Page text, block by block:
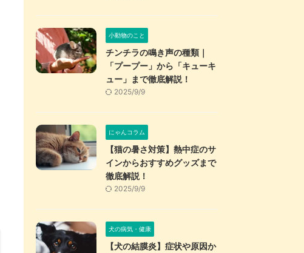
小動物のこと
チンチラの鳴き声の種類｜
「プープー」から「キューキ
ュー」まで徹底解説！
2025/9/9
にゃんコラム
【猫の暑さ対策】熱中症のサ
インからおすすめグッズまで
徹底解説！
2025/9/9
犬の病気・健康
【犬の結膜炎】症状や原因か